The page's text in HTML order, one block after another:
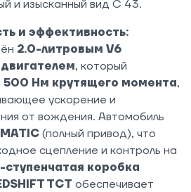
и изысканный вид C 43.
и эффективность:
2.0-литровым V6
, который
500 Нм крутящего момента,
ускорение и
от вождения. Автомобиль
(полный привод), что
сцепление и контроль на
ступенчатая коробка
TCT обеспечивает